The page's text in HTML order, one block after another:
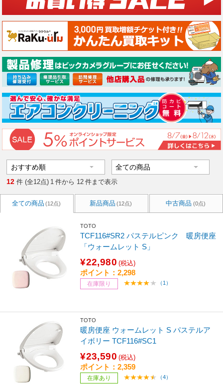
12 件 (全12点) 1 件から 12 件まで表示
全ての商品 (12点) 新品商品 (12点) 中古商品 (0点)
TOTO
TCF116#SR2 パステルピンク 暖房便座
「ウォームレット S」
¥22,980 (税込)
ポイント：2,298
在庫限り （1）
TOTO
暖房便座 ウォームレット S パステルア
イボリー TCF116#SC1
¥23,590 (税込)
ポイント：2,359
在庫あり （4）